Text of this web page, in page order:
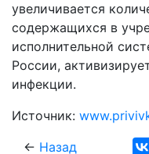
увеличивается
содержащихся в
исполнительной
России,
инфекции.
Источник:
← Назад